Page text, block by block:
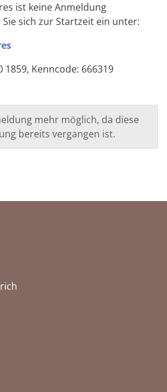
ist keine Anmeldung
sich zur Startzeit ein unter:
1859, Kenncode: 666319
mehr möglich, da diese
bereits vergangen ist.